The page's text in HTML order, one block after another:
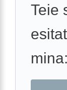
Teie